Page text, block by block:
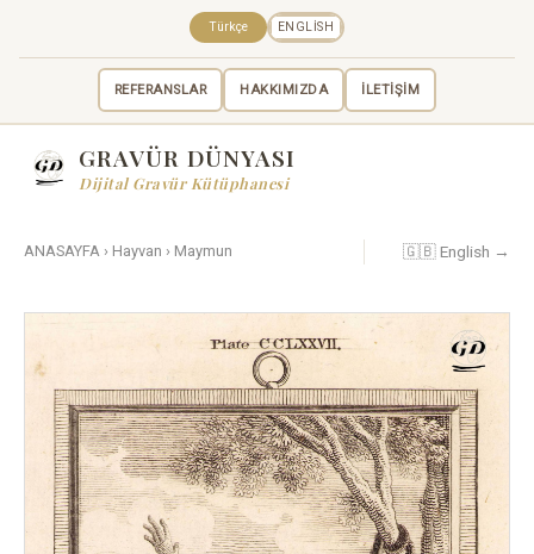
REFERANSLAR HAKKIMIZDA İLETİŞİM
Türkçe ENGLISH
GRAVÜR DÜNYASI
Dijital Gravür Kütüphanesi
ANASAYFA › Hayvan › Maymun 🇬🇧 English →